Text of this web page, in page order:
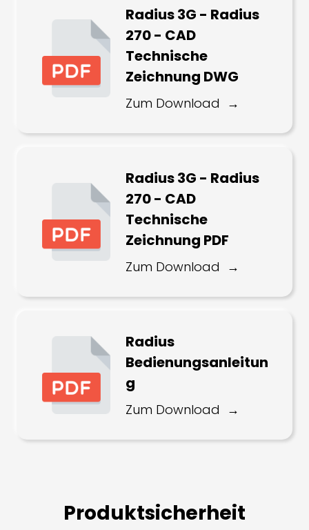
Radius 3G - Radius
270 - CAD
Technische
Zeichnung DWG
Zum Download
Radius 3G - Radius
270 - CAD
Technische
Zeichnung PDF
Zum Download
Radius
Bedienungsanleitun
g
Zum Download
Produktsicherheit